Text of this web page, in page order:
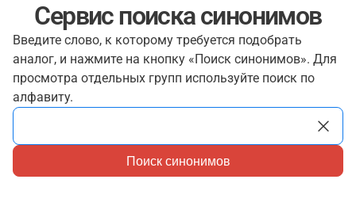
Сервис поиска синонимов
Введите слово, к которому требуется подобрать
аналог, и нажмите на кнопку «Поиск синонимов». Для
просмотра отдельных групп используйте поиск по
алфавиту.
Поиск синонимов